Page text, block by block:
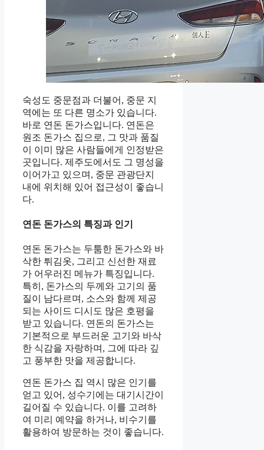
숙성도 중문점과 더불어, 중문 지
역에는 또 다른 명소가 있습니다.
바로 연돈 돈가스입니다. 연돈은
원조 돈가스 집으로, 그 맛과 품질
이 이미 많은 사람들에게 인정받은
곳입니다. 제주도에서도 그 명성을
이어가고 있으며, 중문 관광단지
내에 위치해 있어 접근성이 좋습니
다.
연돈 돈가스의 특징과 인기
연돈 돈가스는 두툼한 돈가스와 바
삭한 튀김옷, 그리고 신선한 재료
가 어우러진 메뉴가 특징입니다.
특히, 돈가스의 두께와 고기의 품
질이 남다르며, 소스와 함께 제공
되는 사이드 디시도 많은 호평을
받고 있습니다. 연돈의 돈가스는
기본적으로 부드러운 고기와 바삭
한 식감을 자랑하며, 그에 따라 깊
고 풍부한 맛을 제공합니다.
연돈 돈가스 집 역시 많은 인기를
얻고 있어, 성수기에는 대기시간이
길어질 수 있습니다. 이를 고려하
여 미리 예약을 하거나, 비수기를
활용하여 방문하는 것이 좋습니다.